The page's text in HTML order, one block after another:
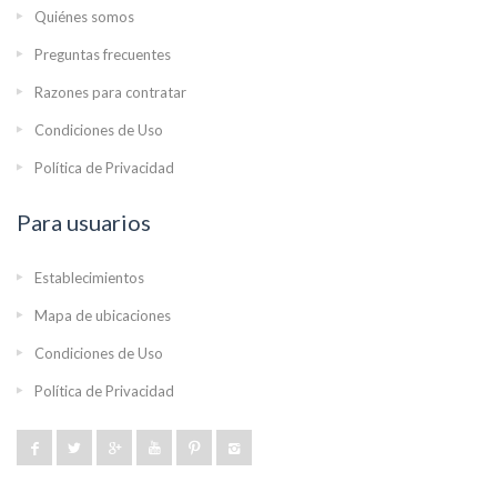
Quiénes somos
Preguntas frecuentes
Razones para contratar
Condiciones de Uso
Política de Privacidad
Para usuarios
Establecimientos
Mapa de ubicaciones
Condiciones de Uso
Política de Privacidad